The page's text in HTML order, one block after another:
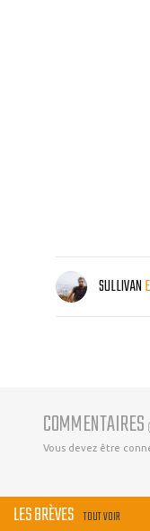
SULLIVAN
COMMENTAIRES (
Vous devez être
LES BRÈVES TOUT VOIR